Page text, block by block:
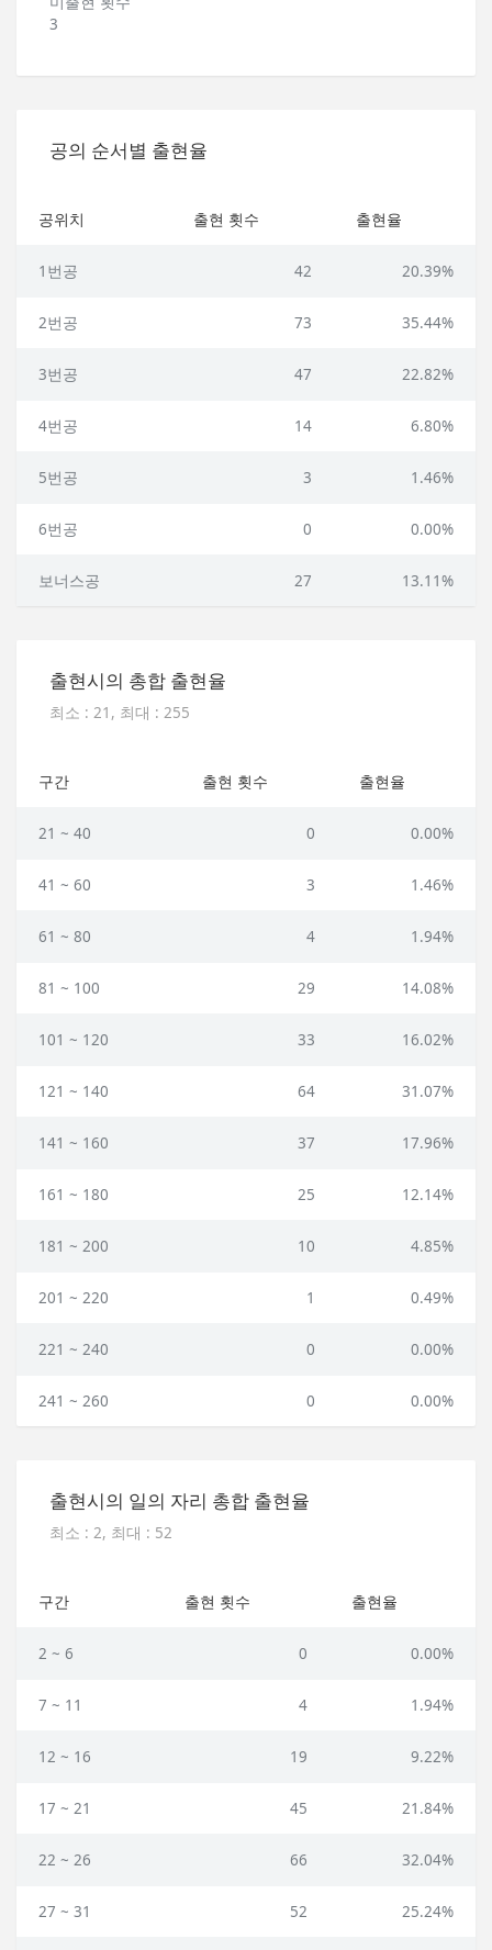
3
공의 순서별 출현율
공위치 출현 횟수 출현율
1번공 42 20.39%
2번공 73 35.44%
3번공 47 22.82%
4번공 14 6.80%
5번공 3 1.46%
6번공 0 0.00%
보너스공 27 13.11%
출현시의 총합 출현율
최소 : 21, 최대 : 255
구간 출현 횟수 출현율
21 ~ 40 0 0.00%
41 ~ 60 3 1.46%
61 ~ 80 4 1.94%
81 ~ 100 29 14.08%
101 ~ 120 33 16.02%
121 ~ 140 64 31.07%
141 ~ 160 37 17.96%
161 ~ 180 25 12.14%
181 ~ 200 10 4.85%
201 ~ 220 1 0.49%
221 ~ 240 0 0.00%
241 ~ 260 0 0.00%
출현시의 일의 자리 총합 출현율
최소 : 2, 최대 : 52
구간 출현 횟수 출현율
2 ~ 6 0 0.00%
7 ~ 11 4 1.94%
12 ~ 16 19 9.22%
17 ~ 21 45 21.84%
22 ~ 26 66 32.04%
27 ~ 31 52 25.24%